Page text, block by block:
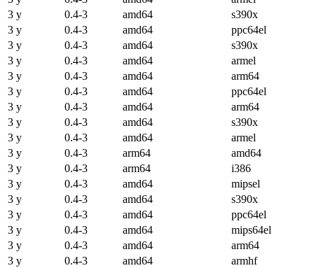
3 y
0.4-3 amd64
s390x
3 y
0.4-3 amd64
ppc64el
3 y
0.4-3 amd64
s390x
3 y
0.4-3 amd64
armel
3 y
0.4-3 amd64
arm64
3 y
0.4-3 amd64
ppc64el
3 y
0.4-3 amd64
arm64
3 y
0.4-3 amd64
s390x
3 y
0.4-3 amd64
armel
3 y
0.4-3 arm64
amd64
3 y
0.4-3 arm64
i386
3 y
0.4-3 amd64
mipsel
3 y
0.4-3 amd64
s390x
3 y
0.4-3 amd64
ppc64el
3 y
0.4-3 amd64
mips64el
3 y
0.4-3 amd64
arm64
3 y
0.4-3 amd64
armhf